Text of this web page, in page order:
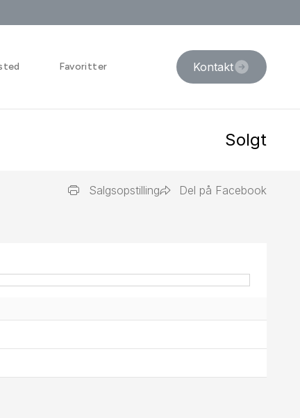
Favoritter Kontakt
Solgt
Salgsopstilling Del på Facebook